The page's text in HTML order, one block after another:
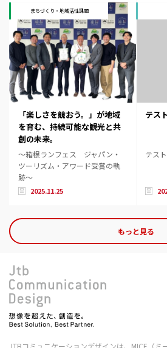
まちづくり・地域活性課題
「楽しさを競おう。」が地域
を育む、持続可能な観光と共
創の未来。
～箱根ランフェス ジャパン・
ツーリズム・アワード受賞の軌
跡～
2025.11.25
テス
テス
もっと見る
JTBコミュニケーションデザインは、MICE（ミ